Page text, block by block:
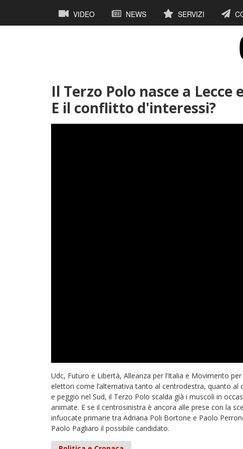
contenuto
Navigazione
principale
VIDEO NEWS SERVIZI
Il Terzo Polo nasce a
E il conflitto d'interessi?
Udc, Futuro e Libertà, Alleanza per l’Italia e Movimento
elettori come l’alternativa tanto al centrodestra, quanto al
e peggio nel Sud, il Terzo Polo scalda già i muscoli in
animate. E se il centrosinistra è ancora alle prese con la
infuocate primarie tra Adriana Poli Bortone e Paolo
Paolo Pagliaro il possibile candidato.